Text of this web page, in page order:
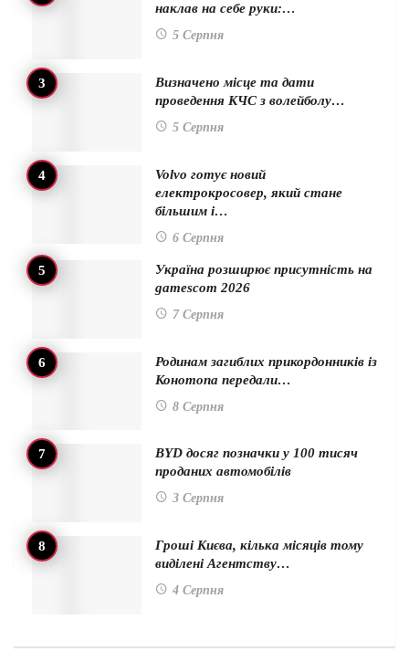
наклав на себе руки:…
5 Серпня
Визначено місце та дати
проведення КЧС з волейболу…
5 Серпня
Volvo готує новий
електрокросовер, який стане
більшим і…
6 Серпня
Україна розширює присутність на
gamescom 2026
7 Серпня
Родинам загиблих прикордонників із
Конотопа передали…
8 Серпня
BYD досяг позначки у 100 тисяч
проданих автомобілів
3 Серпня
Гроші Києва, кілька місяців тому
виділені Агентству…
4 Серпня